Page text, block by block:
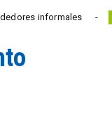
REGIÓN